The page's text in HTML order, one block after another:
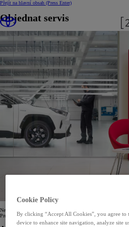
Přejít na hlavní obsah (Press Enter)
Objednat servis
Neváhejte a kontaktujte nás s vaším požadavkem.
Pro snadné objednaní do servisu, využijte referenta
Cookie Policy
By clicking “Accept All Cookies”, you agree
device to enhance site navigation, analyze site